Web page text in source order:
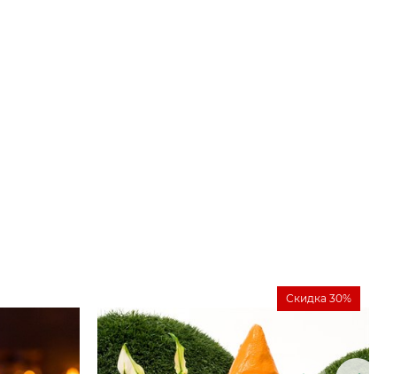
Скидка 30%